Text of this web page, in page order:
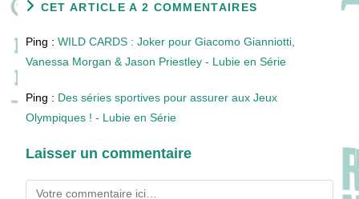
CET ARTICLE A 2 COMMENTAIRES
Ping :WILD CARDS : Joker pour Giacomo Gianniotti,
Vanessa Morgan & Jason Priestley - Lubie en Série
Ping : Des séries sportives pour assurer aux Jeux
Olympiques ! - Lubie en Série
Laisser un commentaire
Comment